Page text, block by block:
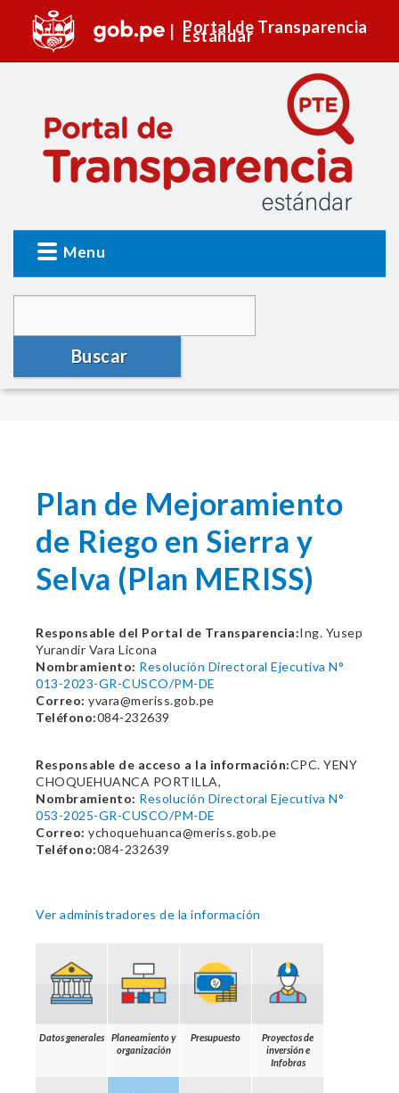
Portal de Transparencia
Estándar
Menu
Buscar
Plan de Mejoramiento
de Riego en Sierra y
Selva (Plan MERISS)
Responsable del Portal de Transparencia:Ing. Yusep
Yurandir Vara Licona
Nombramiento: Resolución Directoral Ejecutiva N°
013-2023-GR-CUSCO/PM-DE
Correo: yvara@meriss.gob.pe
Teléfono:084-232639
Responsable de acceso a la información:CPC. YENY
CHOQUEHUANCA PORTILLA,
Nombramiento: Resolución Directoral Ejecutiva N°
053-2025-GR-CUSCO/PM-DE
Correo: ychoquehuanca@meriss.gob.pe
Teléfono:084-232639
Ver administradores de la información
Datos generales
Planeamiento y
organización
Presupuesto
Proyectos de
inversión e
Infobras